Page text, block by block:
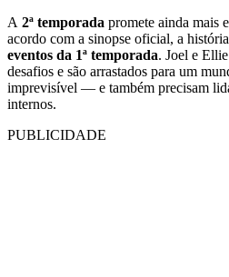
A 2ª temporada promete ainda mais
acordo com a sinopse oficial, a história
eventos da 1ª temporada. Joel e
desafios e são arrastados para um
imprevisível — e também precisam
internos.
PUBLICIDADE